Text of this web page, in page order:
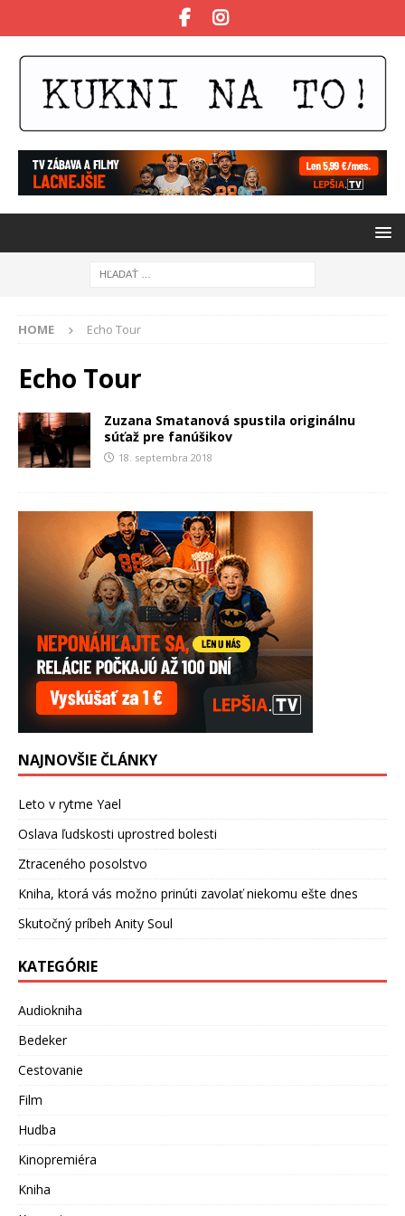
HOME Echo Tour
Echo Tour
Zuzana Smatanová spustila originálnu
súťaž pre fanúšikov
18. septembra 2018
NAJNOVŠIE ČLÁNKY
Leto v rytme Yael
Oslava ľudskosti uprostred bolesti
Ztraceného posolstvo
Kniha, ktorá vás možno prinúti zavolať niekomu ešte dnes
Skutočný príbeh Anity Soul
KATEGÓRIE
Audiokniha
Bedeker
Cestovanie
Film
Hudba
Kinopremiéra
Kniha